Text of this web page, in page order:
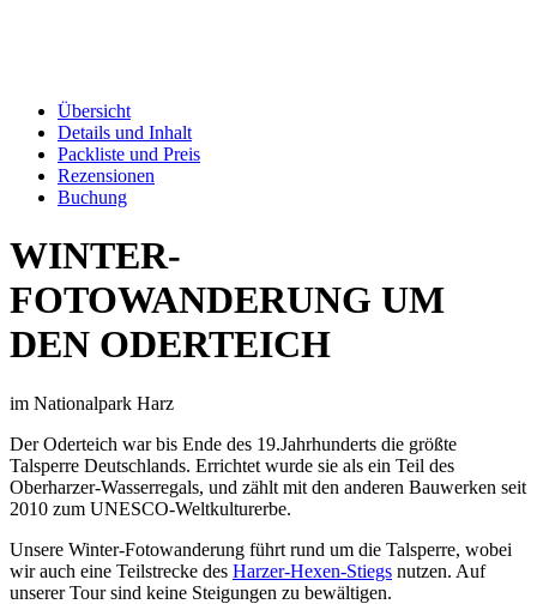
Übersicht
Details und Inhalt
Packliste und Preis
Rezensionen
Buchung
WINTER-
FOTOWANDERUNG UM
DEN ODERTEICH
im Nationalpark Harz
Der Oderteich war bis Ende des 19.Jahrhunderts die größte
Talsperre Deutschlands. Errichtet wurde sie als ein Teil des
Oberharzer-Wasserregals, und zählt mit den anderen Bauwerken seit
2010 zum UNESCO-Weltkulturerbe.
Unsere Winter-Fotowanderung führt rund um die Talsperre, wobei
wir auch eine Teilstrecke des Harzer-Hexen-Stiegs nutzen. Auf
unserer Tour sind keine Steigungen zu bewältigen.